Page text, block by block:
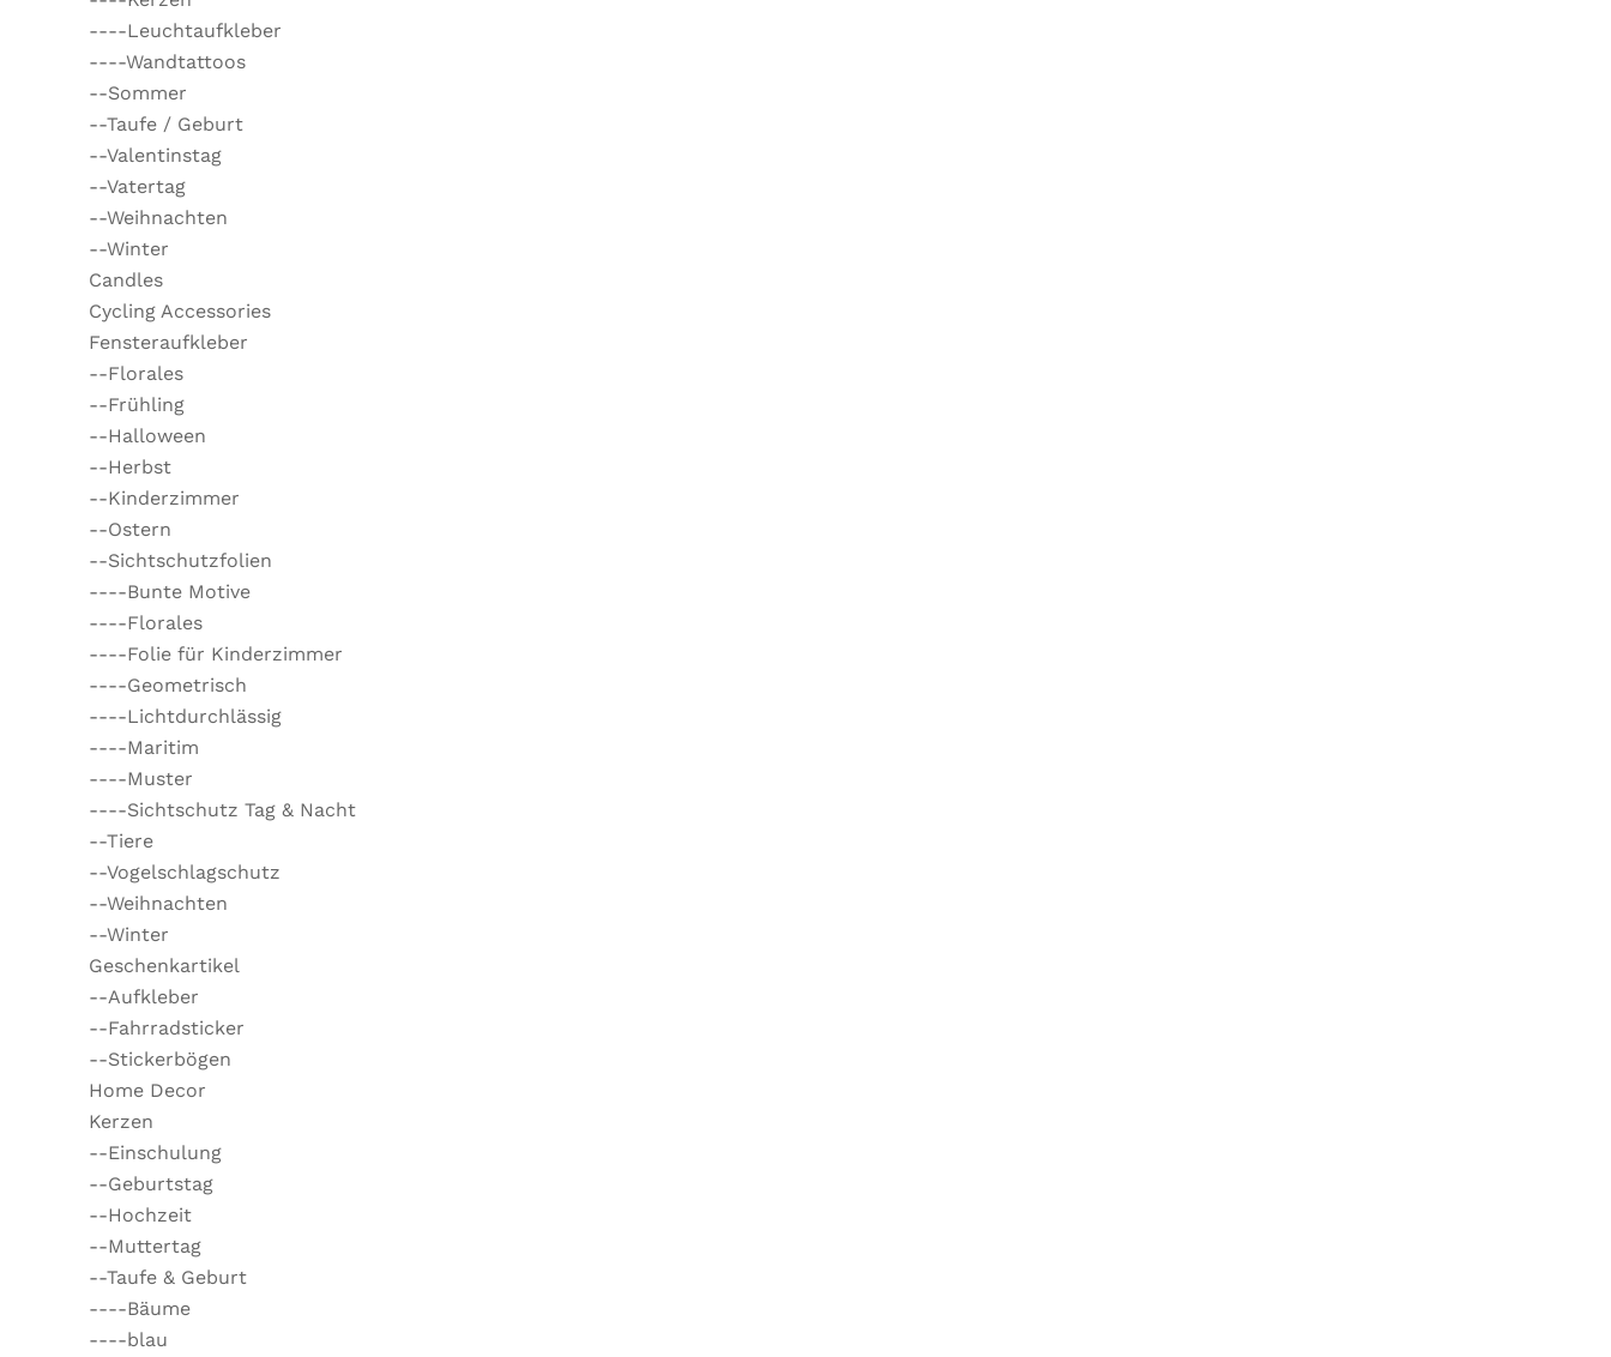
----Leuchtaufkleber
----Wandtattoos
--Sommer
--Taufe / Geburt
--Valentinstag
--Vatertag
--Weihnachten
--Winter
Candles
Cycling Accessories
Fensteraufkleber
--Florales
--Frühling
--Halloween
--Herbst
--Kinderzimmer
--Ostern
--Sichtschutzfolien
----Bunte Motive
----Florales
----Folie für Kinderzimmer
----Geometrisch
----Lichtdurchlässig
----Maritim
----Muster
----Sichtschutz Tag & Nacht
--Tiere
--Vogelschlagschutz
--Weihnachten
--Winter
Geschenkartikel
--Aufkleber
--Fahrradsticker
--Stickerbögen
Home Decor
Kerzen
--Einschulung
--Geburtstag
--Hochzeit
--Muttertag
--Taufe & Geburt
----Bäume
----blau